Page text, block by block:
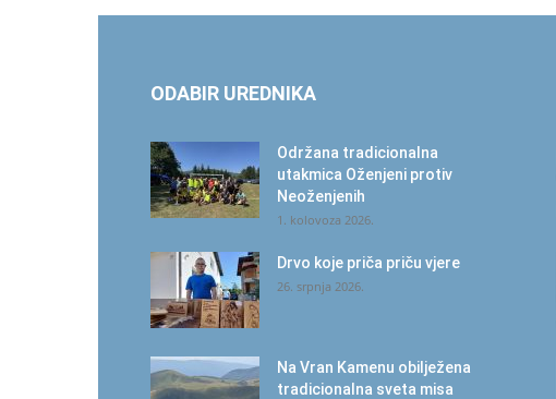
ODABIR UREDNIKA
Održana tradicionalna
utakmica Oženjeni protiv
Neoženjenih
1. kolovoza 2026.
Drvo koje priča priču vjere
26. srpnja 2026.
Na Vran Kamenu obilježena
tradicionalna sveta misa